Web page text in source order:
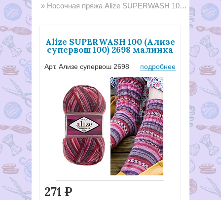
Носочная пряжа Alize SUPERWASH 100 (Comfort Socks)
Alize SUPERWASH 100 (Ализе
супервош 100) 2698 малинка
Арт. Ализе супервош 2698 подробнее
271 Р